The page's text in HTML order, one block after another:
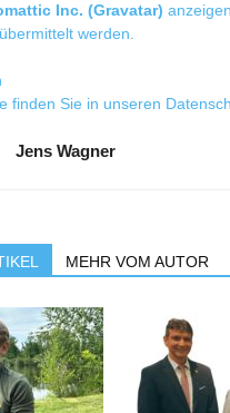
Inc. (Gravatar)
werden.
finden Sie in unseren
Jens Wagner
MEHR VOM AUTOR